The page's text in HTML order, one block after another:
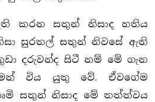
කරන සතුන් නිසාද හතිය
සුරතල් සතුන් නිවසේ ඇති
දරුවන්ද සිටී නම් මේ ගැන
විය යුතු වේ. ඒවගේම
සතුන් නිසාද මේ තත්ත්වය